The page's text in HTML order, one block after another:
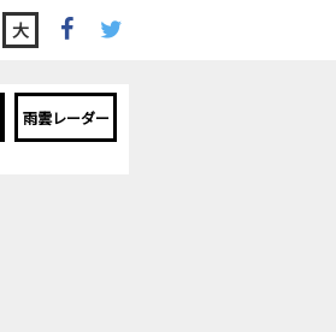
大
雨雲レーダー